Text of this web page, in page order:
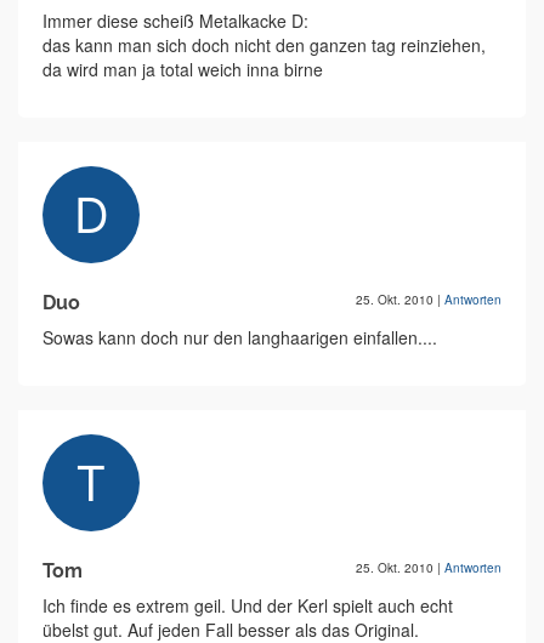
Immer diese scheiß Metalkacke D:
das kann man sich doch nicht den ganzen tag reinziehen,
da wird man ja total weich inna birne
Duo 25. Okt. 2010 | Antworten
Sowas kann doch nur den langhaarigen einfallen....
Tom 25. Okt. 2010 | Antworten
Ich finde es extrem geil. Und der Kerl spielt auch echt
übelst gut. Auf jeden Fall besser als das Original.